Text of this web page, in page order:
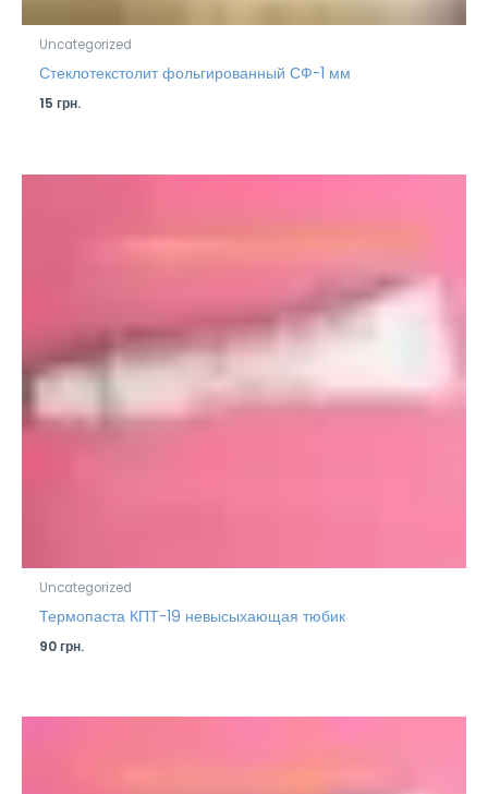
Uncategorized
Стеклотекстолит фольгированный СФ-1 мм
15грн.
Uncategorized
Термопаста КПТ-19 невысыхающая тюбик
90грн.